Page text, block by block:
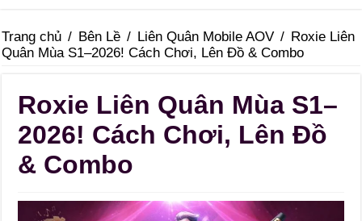
Trang chủ / Bên Lề / Liên Quân Mobile AOV / Roxie Liên
Quân Mùa S1–2026! Cách Chơi, Lên Đồ & Combo
Roxie Liên Quân Mùa S1–
2026! Cách Chơi, Lên Đồ
& Combo